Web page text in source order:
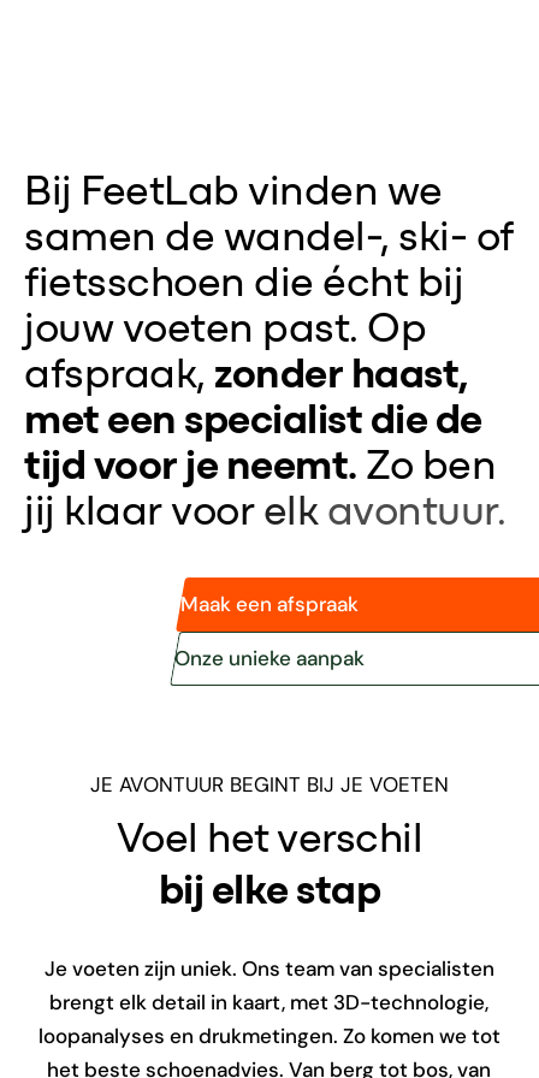
Bij FeetLab vinden we
samen de wandel-, ski- of
fietsschoen die écht bij
jouw voeten past. Op
afspraak, zonder haast,
met een specialist die de
tijd voor je neemt. Zo ben
jij klaar voor elk avontuur.
Maak een afspraak
Onze unieke aanpak
JE AVONTUUR BEGINT BIJ JE VOETEN
Voel het verschil
bij elke stap
Je voeten zijn uniek. Ons team van specialisten
brengt elk detail in kaart, met 3D-technologie,
loopanalyses en drukmetingen. Zo komen we tot
het beste schoenadvies. Van berg tot bos, van